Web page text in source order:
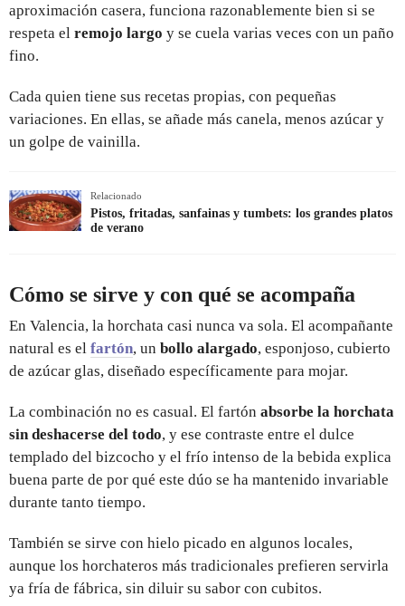
aproximación casera, funciona razonablemente bien si se
respeta el remojo largo y se cuela varias veces con un paño
fino.
Cada quien tiene sus recetas propias, con pequeñas
variaciones. En ellas, se añade más canela, menos azúcar y
un golpe de vainilla.
Relacionado
Pistos, fritadas, sanfainas y tumbets: los grandes platos
de verano
Cómo se sirve y con qué se acompaña
En Valencia, la horchata casi nunca va sola. El acompañante
natural es el fartón, un bollo alargado, esponjoso, cubierto
de azúcar glas, diseñado específicamente para mojar.
La combinación no es casual. El fartón absorbe la horchata
sin deshacerse del todo, y ese contraste entre el dulce
templado del bizcocho y el frío intenso de la bebida explica
buena parte de por qué este dúo se ha mantenido invariable
durante tanto tiempo.
También se sirve con hielo picado en algunos locales,
aunque los horchateros más tradicionales prefieren servirla
ya fría de fábrica, sin diluir su sabor con cubitos.